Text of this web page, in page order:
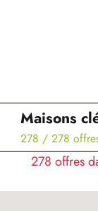
Maisons
278 / 278
278 offres